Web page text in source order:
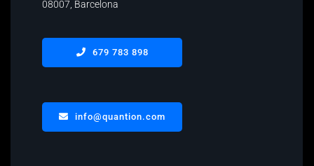
08007, Barcelona
679 783 898
info@quantion.com